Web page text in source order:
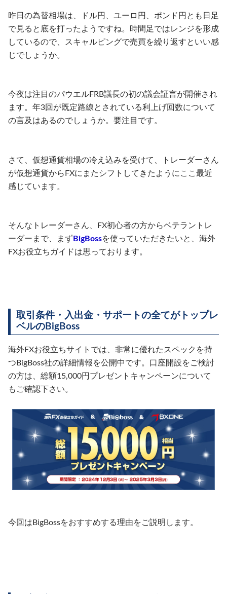
昨日の為替相場は、ドル円、ユーロ円、ポンド円とも日足
で見ると底を打ったようですね。時間足ではレンジを形成
しているので、スキャルピングで売買を繰り返すといい感
じでしょうか。
今夜は注目のパウエルFRB議長の初の議会証言が開催され
ます。年3回が既定路線とされている利上げ回数について
の言及はあるのでしょうか。要注目です。
さて、仮想通貨相場の冷え込みを受けて、トレーダーさん
が仮想通貨からFXにまたシフトしてきたようにここ最近
感じています。
そんなトレーダーさん、FX初心者の方からベテラントレ
ーダーまで、まずBigBossを使っていただきたいと、海外
FXお役立ちガイドは思っております。
取引条件・入出金・サポートの全てがトップレ
ベルのBigBoss
海外FXお役立ちサイトでは、非常に優れたスペックを持
つBigBoss社の詳細情報を公開中です。口座開設をご検討
の方は、総額15,000円プレゼントキャンペーンについて
もご確認下さい。
今回はBigBossをおすすめする理由をご説明します。